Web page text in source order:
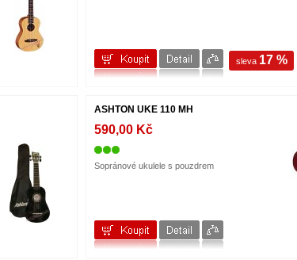
sleva 17 %
ASHTON UKE 110 MH
590,00 Kč
Sopránové ukulele s pouzdrem